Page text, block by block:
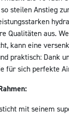
steilen Anstieg
Qualitäten aus.
kann eine
praktisch: Dank
für sich perfekte
mit seinem